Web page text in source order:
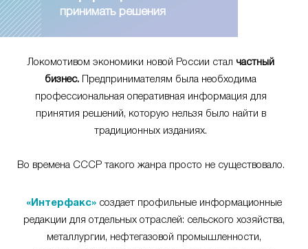
принимать решения
Локомотивом экономики новой России стал частный
бизнес. Предпринимателям была необходима
профессиональная оперативная информация для
принятия решений, которую нельзя было найти в
традиционных изданиях.
Во времена СССР такого жанра просто не существовало.
«Интерфакс» создает профильные информационные
редакции для отдельных отраслей: сельского хозяйства,
металлургии, нефтегазовой промышленности,